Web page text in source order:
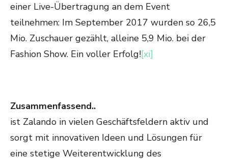
einer Live-Übertragung an dem Event
teilnehmen: Im September 2017 wurden so 26,5
Mio. Zuschauer gezählt, alleine 5,9 Mio. bei der
Fashion Show. Ein voller Erfolg![xi]
Zusammenfassend..
ist Zalando in vielen Geschäftsfeldern aktiv und
sorgt mit innovativen Ideen und Lösungen für
eine stetige Weiterentwicklung des